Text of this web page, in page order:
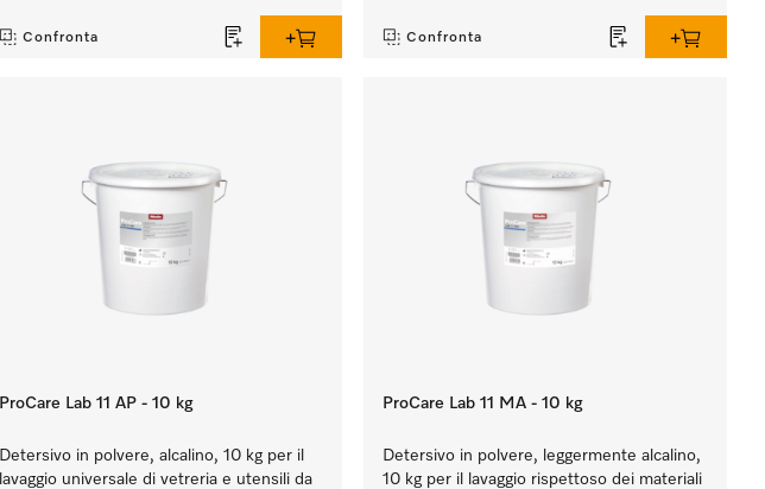
Confronta Confronta
ProCare Lab 11 AP - 10 kg
Detersivo in polvere, alcalino, 10 kg per il
lavaggio universale di vetreria e utensili da
ProCare Lab 11 MA - 10 kg
Detersivo in polvere, leggermente alcalino,
10 kg per il lavaggio rispettoso dei materiali